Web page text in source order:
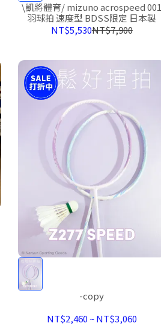
\凱將體育/ mizuno acrospeed 001
羽球拍 速度型 BDSS限定 日本製
NT$5,530NT$7,900
-copy
NT$2,460~NT$3,060